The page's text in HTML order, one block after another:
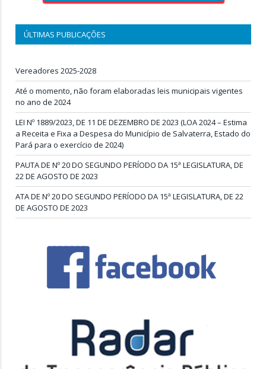
ÚLTIMAS PUBLICAÇÕES
Vereadores 2025-2028
Até o momento, não foram elaboradas leis municipais vigentes
no ano de 2024
LEI Nº 1889/2023, DE 11 DE DEZEMBRO DE 2023 (LOA 2024 – Estima
a Receita e Fixa a Despesa do Município de Salvaterra, Estado do
Pará para o exercício de 2024)
PAUTA DE Nº 20 DO SEGUNDO PERÍODO DA 15ª LEGISLATURA, DE
22 DE AGOSTO DE 2023
ATA DE Nº 20 DO SEGUNDO PERÍODO DA 15ª LEGISLATURA, DE 22
DE AGOSTO DE 2023